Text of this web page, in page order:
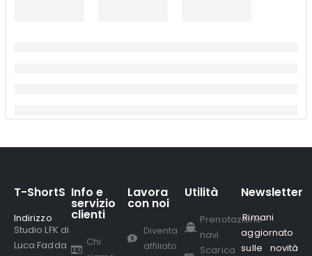
T-ShortS
Indirizzo
Studio LFK di
Luca Fadda
Info e
servizio
clienti
Chi
Lavora
con noi
Diventa
affiliato
Utilità
Prenotazione
navi
Scarica
Newsletter
.Rimani
aggiornato
sulle novità